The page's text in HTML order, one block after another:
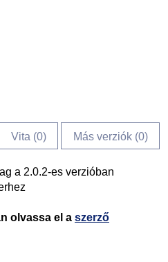
Vita (0) Más verziók (0)
a 2.0.2-es verzióban
olvassa el a szerző